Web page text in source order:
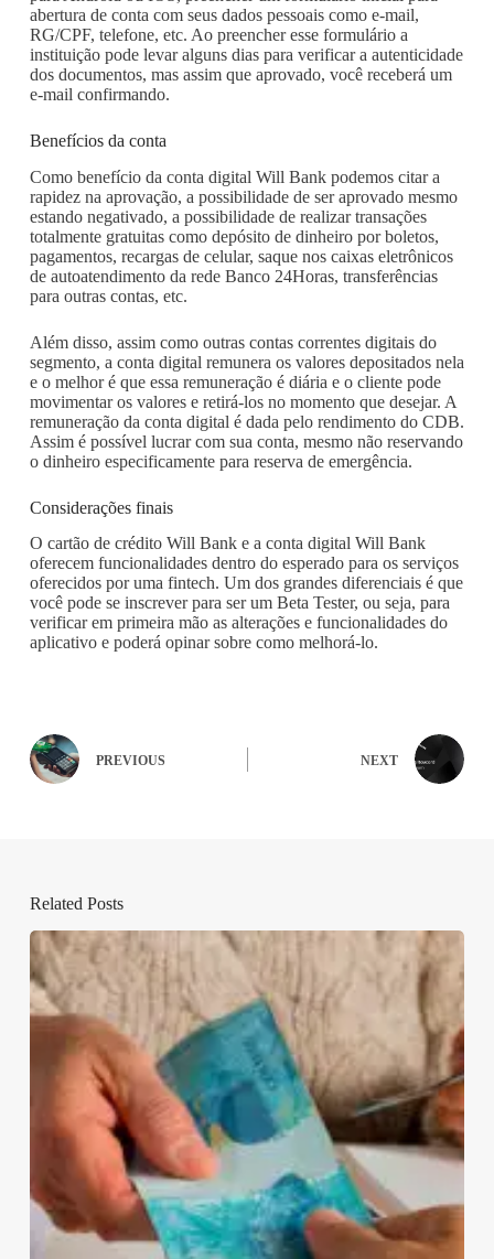
abertura de conta com seus dados pessoais como e-mail,
RG/CPF, telefone, etc. Ao preencher esse formulário a
instituição pode levar alguns dias para verificar a autenticidade
dos documentos, mas assim que aprovado, você receberá um
e-mail confirmando.
Benefícios da conta
Como benefício da conta digital Will Bank podemos citar a
rapidez na aprovação, a possibilidade de ser aprovado mesmo
estando negativado, a possibilidade de realizar transações
totalmente gratuitas como depósito de dinheiro por boletos,
pagamentos, recargas de celular, saque nos caixas eletrônicos
de autoatendimento da rede Banco 24Horas, transferências
para outras contas, etc.
Além disso, assim como outras contas correntes digitais do
segmento, a conta digital remunera os valores depositados nela
e o melhor é que essa remuneração é diária e o cliente pode
movimentar os valores e retirá-los no momento que desejar. A
remuneração da conta digital é dada pelo rendimento do CDB.
Assim é possível lucrar com sua conta, mesmo não reservando
o dinheiro especificamente para reserva de emergência.
Considerações finais
O cartão de crédito Will Bank e a conta digital Will Bank
oferecem funcionalidades dentro do esperado para os serviços
oferecidos por uma fintech. Um dos grandes diferenciais é que
você pode se inscrever para ser um Beta Tester, ou seja, para
verificar em primeira mão as alterações e funcionalidades do
aplicativo e poderá opinar sobre como melhorá-lo.
PREVIOUS NEXT
Related Posts